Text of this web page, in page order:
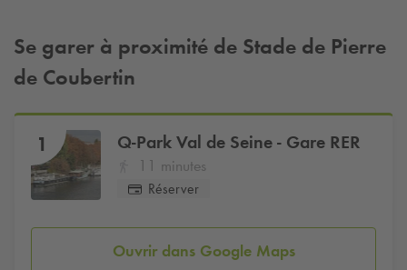
Se garer à proximité de Stade de Pierre
de Coubertin
1 Q-Park Val de Seine - Gare RER
11 minutes
Réserver
Ouvrir dans Google Maps